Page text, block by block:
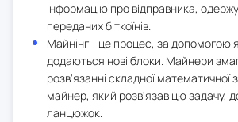
інформацію про відправника,
переданих біткоїнів.
Майнінг - це процес, за допомогою
додаються нові блоки. Майнери
розв'язанні складної математичної
майнер, який розв'язав цю задачу,
ланцюжок.